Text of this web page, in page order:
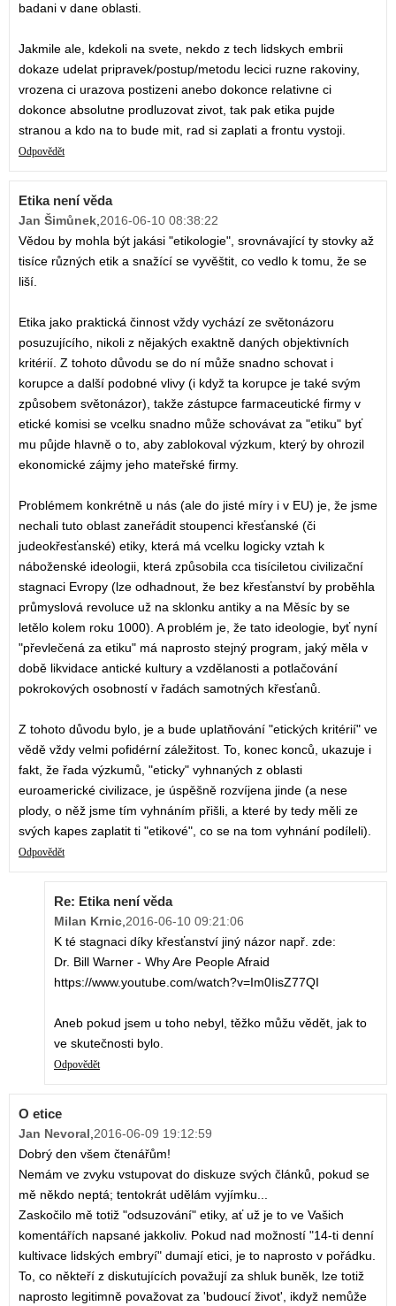
badani v dane oblasti.
Jakmile ale, kdekoli na svete, nekdo z tech lidskych embrii
dokaze udelat pripravek/postup/metodu lecici ruzne rakoviny,
vrozena ci urazova postizeni anebo dokonce relativne ci
dokonce absolutne prodluzovat zivot, tak pak etika pujde
stranou a kdo na to bude mit, rad si zaplati a frontu vystoji.
Odpovědět
Etika není věda
Jan Šimůnek,2016-06-10 08:38:22
Vědou by mohla být jakási "etikologie", srovnávající ty stovky až
tisíce různých etik a snažící se vyvěštit, co vedlo k tomu, že se
liší.
Etika jako praktická činnost vždy vychází ze světonázoru
posuzujícího, nikoli z nějakých exaktně daných objektivních
kritérií. Z tohoto důvodu se do ní může snadno schovat i
korupce a další podobné vlivy (i když ta korupce je také svým
způsobem světonázor), takže zástupce farmaceutické firmy v
etické komisi se vcelku snadno může schovávat za "etiku" byť
mu půjde hlavně o to, aby zablokoval výzkum, který by ohrozil
ekonomické zájmy jeho mateřské firmy.
Problémem konkrétně u nás (ale do jisté míry i v EU) je, že jsme
nechali tuto oblast zaneřádit stoupenci křesťanské (či
judeokřesťanské) etiky, která má vcelku logicky vztah k
náboženské ideologii, která způsobila cca tisíciletou civilizační
stagnaci Evropy (lze odhadnout, že bez křesťanství by proběhla
průmyslová revoluce už na sklonku antiky a na Měsíc by se
letělo kolem roku 1000). A problém je, že tato ideologie, byť nyní
"převlečená za etiku" má naprosto stejný program, jaký měla v
době likvidace antické kultury a vzdělanosti a potlačování
pokrokových osobností v řadách samotných křesťanů.
Z tohoto důvodu bylo, je a bude uplatňování "etických kritérií" ve
vědě vždy velmi pofidérní záležitost. To, konec konců, ukazuje i
fakt, že řada výzkumů, "eticky" vyhnaných z oblasti
euroamerické civilizace, je úspěšně rozvíjena jinde (a nese
plody, o něž jsme tím vyhnáním přišli, a které by tedy měli ze
svých kapes zaplatit ti "etikové", co se na tom vyhnání podíleli).
Odpovědět
Re: Etika není věda
Milan Krnic,2016-06-10 09:21:06
K té stagnaci díky křesťanství jiný názor např. zde:
Dr. Bill Warner - Why Are People Afraid
https://www.youtube.com/watch?v=Im0IisZ77QI
Aneb pokud jsem u toho nebyl, těžko můžu vědět, jak to
ve skutečnosti bylo.
Odpovědět
O etice
Jan Nevoral,2016-06-09 19:12:59
Dobrý den všem čtenářům!
Nemám ve zvyku vstupovat do diskuze svých článků, pokud se
mě někdo neptá; tentokrát udělám vyjímku...
Zaskočilo mě totiž "odsuzování" etiky, ať už je to ve Vašich
komentářích napsané jakkoliv. Pokud nad možností "14-ti denní
kultivace lidských embryí" dumají etici, je to naprosto v pořádku.
To, co někteří z diskutujících považují za shluk buněk, lze totiž
naprosto legitimně považovat za 'budoucí život', ikdyž nemůže